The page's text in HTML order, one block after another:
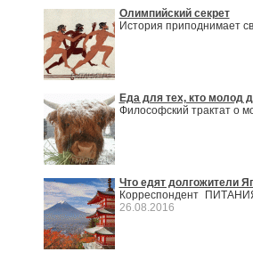
Олимпийский секрет
История приподнимает
Еда для тех, кто молод
Философский трактат о
Что едят долгожители
Корреспондент
26.08.2016